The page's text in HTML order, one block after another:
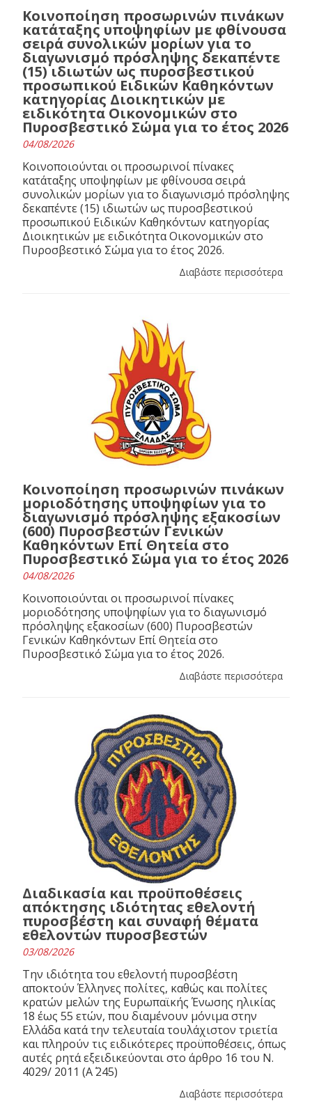
Κοινοποίηση προσωρινών πινάκων
κατάταξης υποψηφίων με φθίνουσα
σειρά συνολικών μορίων για το
διαγωνισμό πρόσληψης δεκαπέντε
(15) ιδιωτών ως πυροσβεστικού
προσωπικού Ειδικών Καθηκόντων
κατηγορίας Διοικητικών με
ειδικότητα Οικονομικών στο
Πυροσβεστικό Σώμα για το έτος 2026
04/08/2026
Κοινοποιούνται οι προσωρινοί πίνακες
κατάταξης υποψηφίων με φθίνουσα σειρά
συνολικών μορίων για το διαγωνισμό πρόσληψης
δεκαπέντε (15) ιδιωτών ως πυροσβεστικού
προσωπικού Ειδικών Καθηκόντων κατηγορίας
Διοικητικών με ειδικότητα Οικονομικών στο
Πυροσβεστικό Σώμα για το έτος 2026.
Διαβάστε περισσότερα
Κοινοποίηση προσωρινών πινάκων
μοριοδότησης υποψηφίων για το
διαγωνισμό πρόσληψης εξακοσίων
(600) Πυροσβεστών Γενικών
Καθηκόντων Επί Θητεία στο
Πυροσβεστικό Σώμα για το έτος 2026
04/08/2026
Κοινοποιούνται οι προσωρινοί πίνακες
μοριοδότησης υποψηφίων για το διαγωνισμό
πρόσληψης εξακοσίων (600) Πυροσβεστών
Γενικών Καθηκόντων Επί Θητεία στο
Πυροσβεστικό Σώμα για το έτος 2026.
Διαβάστε περισσότερα
Διαδικασία και προϋποθέσεις
απόκτησης ιδιότητας εθελοντή
πυροσβέστη και συναφή θέματα
εθελοντών πυροσβεστών
03/08/2026
Την ιδιότητα του εθελοντή πυροσβέστη
αποκτούν Έλληνες πολίτες, καθώς και πολίτες
κρατών μελών της Ευρωπαϊκής Ένωσης ηλικίας
18 έως 55 ετών, που διαμένουν μόνιμα στην
Ελλάδα κατά την τελευταία τουλάχιστον τριετία
και πληρούν τις ειδικότερες προϋποθέσεις, όπως
αυτές ρητά εξειδικεύονται στο άρθρο 16 του N.
4029/ 2011 (Α΄ 245)
Διαβάστε περισσότερα